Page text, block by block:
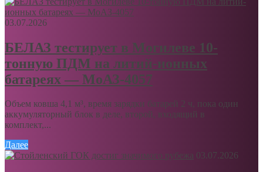
03.07.2026
БЕЛАЗ тестирует в Могилеве 10-
тонную ПДМ на литий-ионных
батареях — МоАЗ-4057
Объем ковша 4,1 м³, время зарядки батарей 2 ч, пока один
аккумуляторный блок в деле, второй, входящий в
комплект,...
Далее
03.07.2026